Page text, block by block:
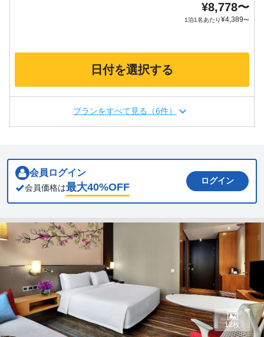
¥8,778〜
1泊1名あたり¥4,389〜
日付を選択する
プランをすべて見る（6件）
会員ログイン
会員価格は最大40%OFF
ログイン
12枚